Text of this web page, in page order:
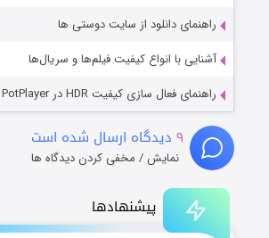
پیشنهادها
راهنمای دانلود از سایت دوستی ها
آشنایی با انواع کیفیت فیلم‌ها و سریال‌ها
راهنمای فعال سازی کیفیت HDR در PotPlayer
۹ دیدگاه ارسال شده است
نمایش / مخفی کردن دیدگاه ها